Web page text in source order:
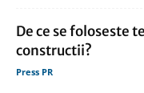
De ce se foloseste
constructii?
Press PR